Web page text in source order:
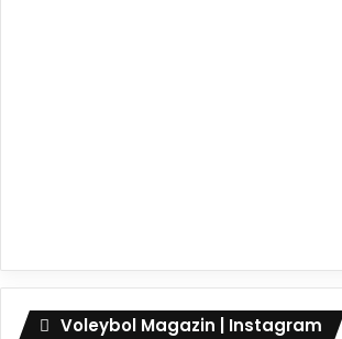
Voleybol Magazin | Instagram